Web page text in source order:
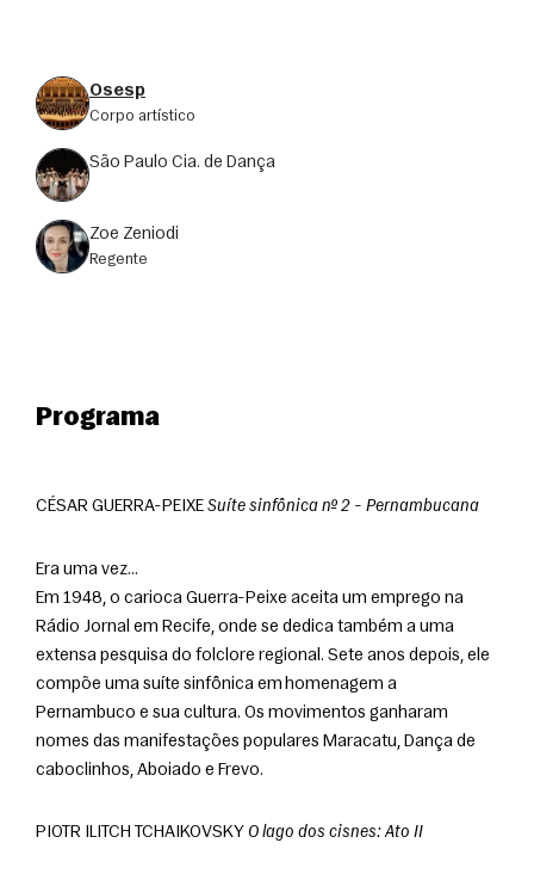
Osesp
corpo artístico
São Paulo Cia. de Dança
Zoe Zeniodi
regente
Programa
CÉSAR GUERRA-PEIXE Suíte sinfônica nº 2 - Pernambucana
Era uma vez…
Em 1948, o carioca Guerra-Peixe aceita um emprego na
Rádio Jornal em Recife, onde se dedica também a uma
extensa pesquisa do folclore regional. Sete anos depois, ele
compõe uma suíte sinfônica em homenagem a
Pernambuco e sua cultura. Os movimentos ganharam
nomes das manifestações populares Maracatu, Dança de
caboclinhos, Aboiado e Frevo.
PIOTR ILITCH TCHAIKOVSKY O lago dos cisnes: Ato II